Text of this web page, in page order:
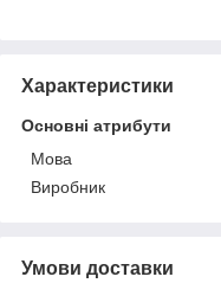
Характеристики
Основні атрибути
Мова
Виробник
Умови доставки